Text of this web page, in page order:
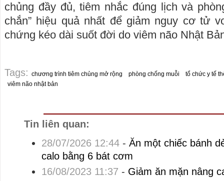
chủng đầy đủ, tiêm nhắc đúng lịch và
chắn” hiệu quả nhất để giảm nguy cơ tử
chứng kéo dài suốt đời do viêm não Nhật
Tags: chương trình tiêm chủng mở rộng phòng chống muỗi
tổ chức y tế
viêm não nhật bản
Tin liên quan:
28/07/2026 12:44- Ăn một chiếc bánh
calo bằng 6 bát cơm
16/08/2023 11:37 - Giảm ăn mặn nâng